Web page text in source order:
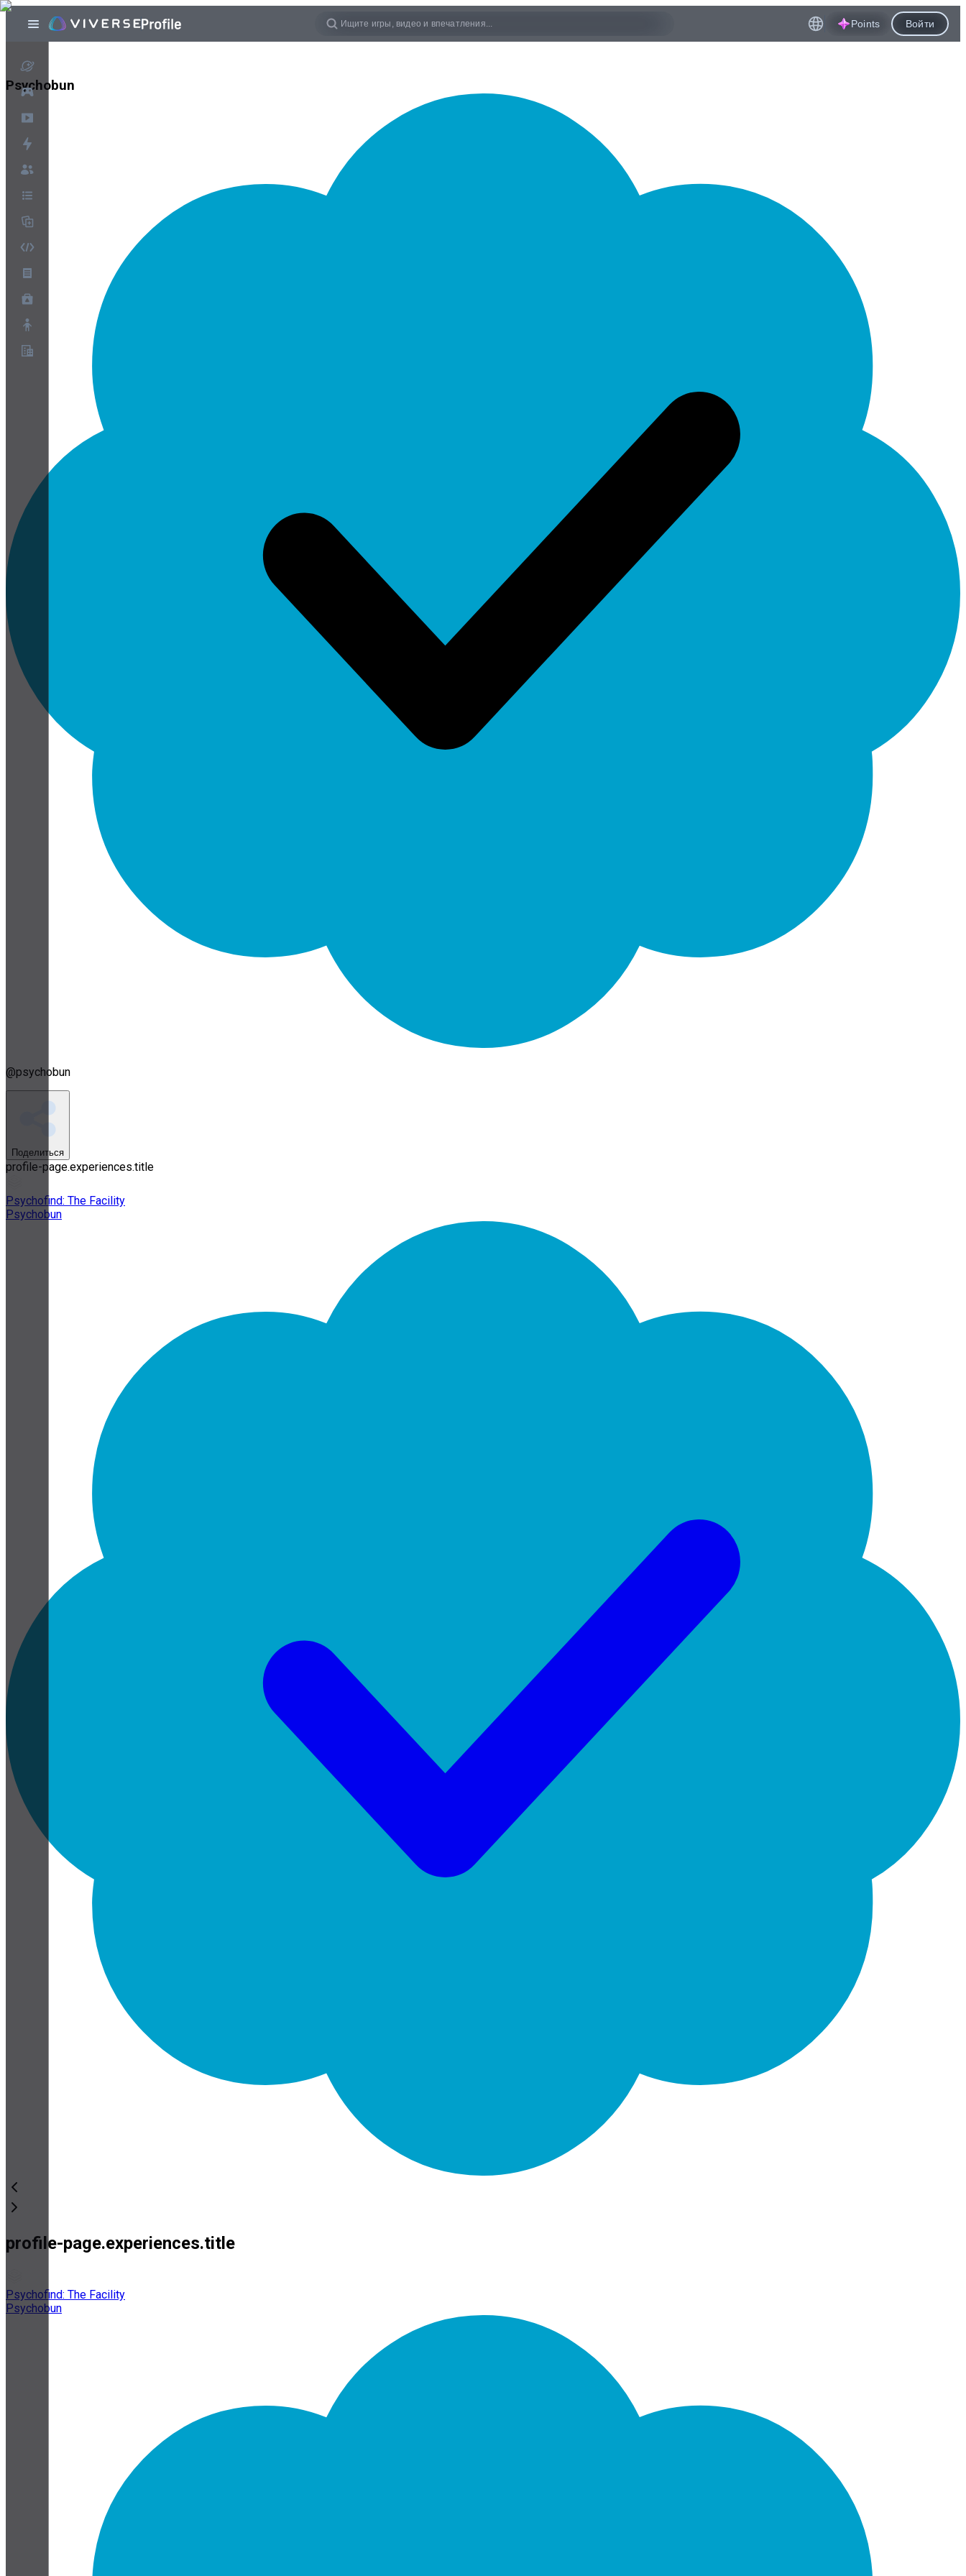
Партнёрская программа
Условия использования
Политика конфиденциальности
Политика файлов cookie
Настройки файлов cookie
Белая книга по безопасности и конфиденциальности
Points Войти
Psychobun
@psychobun
Поделиться
profile-page.experiences.title
Psychofind: The Facility
Psychobun
profile-page.experiences.title
Psychofind: The Facility
Psychobun